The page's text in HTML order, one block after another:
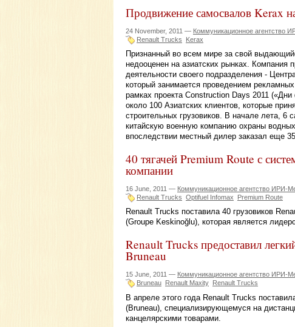
Продвижение самосвалов Kerax
24 November, 2011 — Коммуникационное агентство
Renault Trucks
Kerax
Признанный во всем мире за свой
недооценен на азиатских рынках. Компания
деятельности своего подразделения -
который занимается проведением
рамках проекта Construction Days 2011
около 100 Азиатских клиентов, которые
строительных грузовиков. В начале лета,
китайскую военную компанию охраны водных
впоследствии местный дилер заказал еще 35
40 тягачей Premium Route с
компании
16 June, 2011 — Коммуникационное агентство ИРИ-
Renault Trucks Optifuel Infomax Premium Route
Renault Trucks поставила 40 грузовиков
(Groupe Keskinoğlu), которая является
Renault Trucks предоставил
Bruneau
15 June, 2011 — Коммуникационное агентство ИРИ-
Bruneau Renault Maxity Renault Trucks
В апреле этого года Renault Trucks
(Bruneau), специализирующемуся на
канцелярскими товарами.